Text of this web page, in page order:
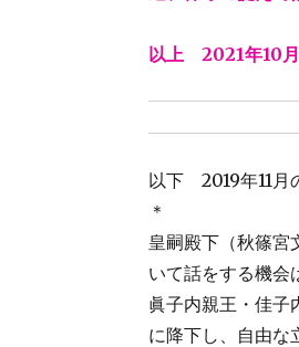
以上 2021年10
以下 2019年11月
＊
皇嗣殿下（秋篠宮
いて話をする機会
眞子内親王・佳子
に降下し、自由な